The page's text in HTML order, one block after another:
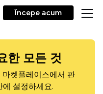
Începe acum
한 모든 것
마켓플레이스에서 판
설정하세요.